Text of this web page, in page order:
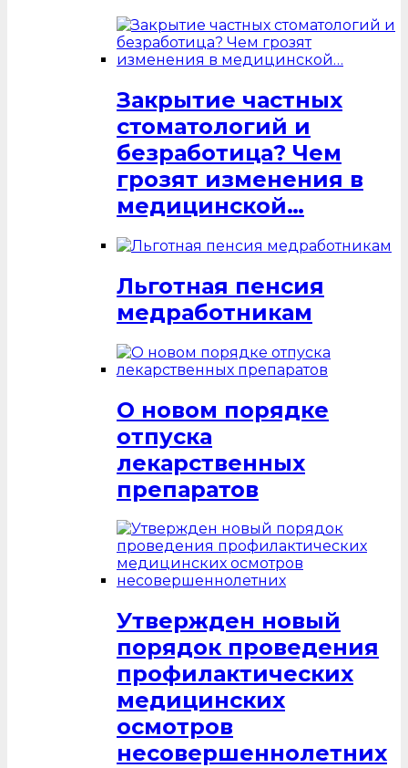
Закрытие частных
стоматологий и
безработица? Чем
грозят изменения в
медицинской…
Льготная пенсия
медработникам
О новом порядке
отпуска
лекарственных
препаратов
Утвержден новый
порядок проведения
профилактических
медицинских
осмотров
несовершеннолетних